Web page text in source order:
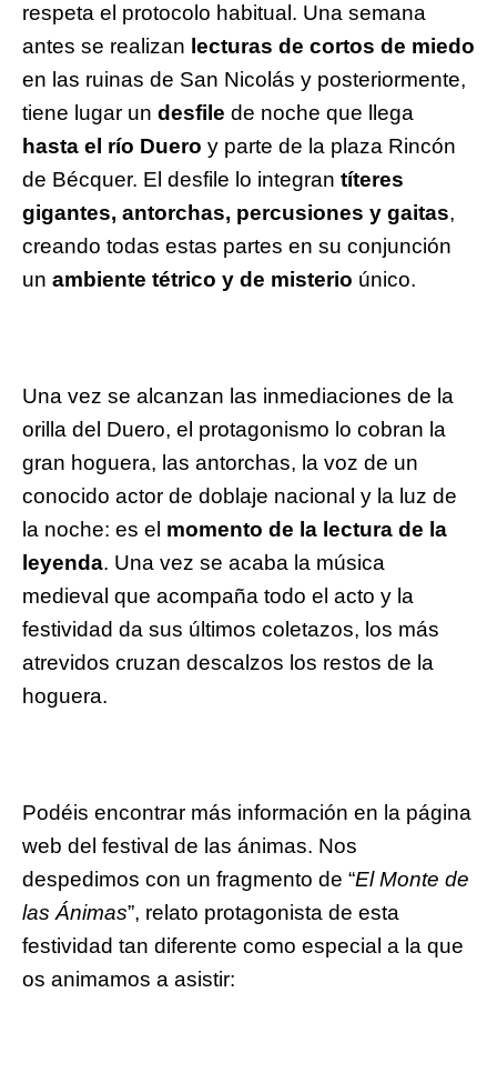
respeta el protocolo habitual. Una semana
antes se realizan lecturas de cortos de miedo
en las ruinas de San Nicolás y posteriormente,
tiene lugar un desfile de noche que llega
hasta el río Duero y parte de la plaza Rincón
de Bécquer. El desfile lo integran títeres
gigantes, antorchas, percusiones y gaitas,
creando todas estas partes en su conjunción
un ambiente tétrico y de misterio único.
Una vez se alcanzan las inmediaciones de la
orilla del Duero, el protagonismo lo cobran la
gran hoguera, las antorchas, la voz de un
conocido actor de doblaje nacional y la luz de
la noche: es el momento de la lectura de la
leyenda. Una vez se acaba la música
medieval que acompaña todo el acto y la
festividad da sus últimos coletazos, los más
atrevidos cruzan descalzos los restos de la
hoguera.
Podéis encontrar más información en la página
web del festival de las ánimas. Nos
despedimos con un fragmento de “El Monte de
las Ánimas”, relato protagonista de esta
festividad tan diferente como especial a la que
os animamos a asistir: